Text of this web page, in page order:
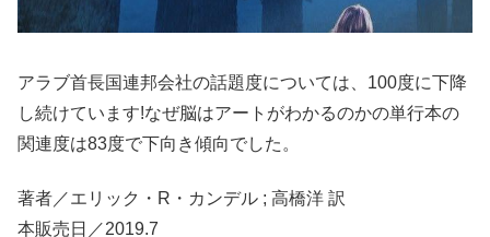
アラブ首長国連邦会社の話題度については、100度に下降
し続けています!なぜ脳はアートがわかるのかの単行本の
関連度は83度で下向き傾向でした。
著者／エリック・R・カンデル ; 高橋洋 訳
本販売日／2019.7